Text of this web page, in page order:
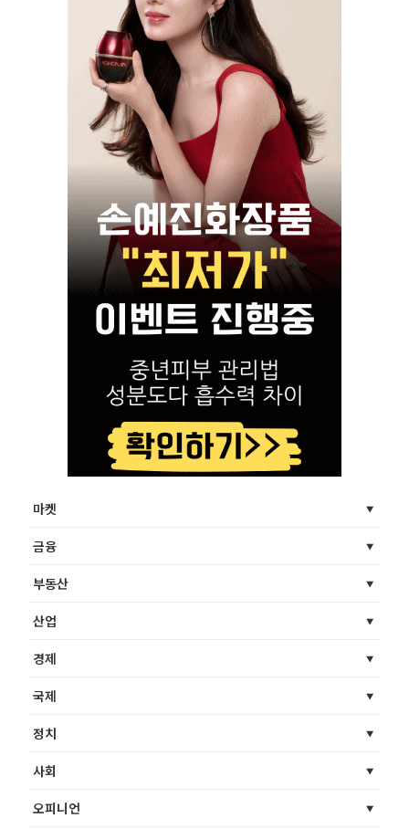
마켓
금융
부동산
산업
경제
국제
정치
사회
오피니언